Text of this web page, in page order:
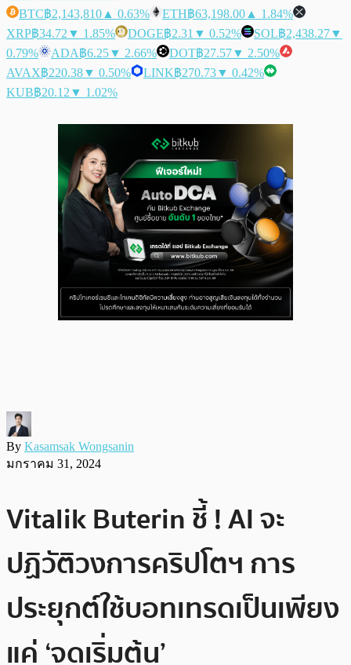
BTC฿2,143,810 ▲ 0.63% ETH฿63,198.00 ▲ 1.84%
XRP฿34.72 ▼ 1.85% DOGE฿2.31 ▼ 0.52% SOL฿2,438.27▼
0.79%
ADA฿6.25▼ 2.66% DOT฿27.57▼ 2.50%
AVAX฿220.38▼ 0.50% LINK฿270.73▼ 0.42%
KUB฿20.12 ▼ 1.02%
By Kasamsak Wongsanin
มกราคม 31, 2024
Vitalik Buterin ชี้ ! AI จะ
ปฏิวัติวงการคริปโตฯ การ
ประยุกต์ใช้บอทเทรดเป็นเพียง
แค่ ‘จุดเริ่มต้น’